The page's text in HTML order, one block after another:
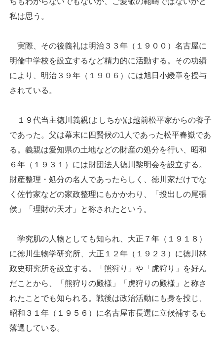
私は思う。
実際、その後義礼は明治３３年（１９００）名古屋に
明倫中学校を設立するなど精力的に活動する。その功績
により、明治３９年（１９０６）には旭日小綬章を授与
されている。
１９代当主徳川義親(よしちか)は越前松平家からの養子
であった。父は幕末に四賢候の1人であった松平春嶽であ
る。義親は愛知県の土地などの財産の処分を行い、昭和
６年（１９３１）には財団法人徳川黎明会を設立する。
財産整理・処分の名人であったらしく、徳川家だけでな
く佐竹家などの家政整理にもかかわり、「投出しの尾張
侯」「理財の天才」と称されたという。
学究肌の人物としても知られ、大正７年（１９１８）
に徳川生物学研究所、大正１２年（１９２３）に徳川林
政史研究所を設立する。「熊狩り」や「虎狩り」を好ん
だことから、「熊狩りの殿様」「虎狩りの殿様」と称さ
れたことでも知られる。戦後は政治活動にも身を投じ、
昭和３１年（１９５６）に名古屋市長選に立候補するも
落選している。